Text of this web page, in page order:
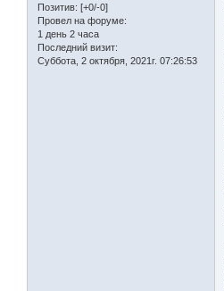
Позитив: [+0/-0]
Провел на форуме:
1 день 2 часа
Последний визит:
Суббота, 2 октября, 2021г. 07:26:53